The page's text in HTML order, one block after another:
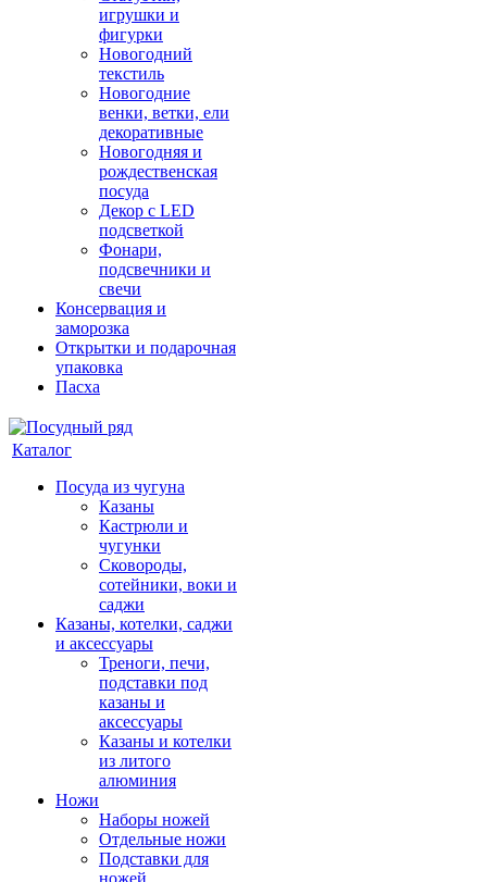
игрушки и
фигурки
Новогодний
текстиль
Новогодние
венки, ветки, ели
декоративные
Новогодняя и
рождественская
посуда
Декор с LED
подсветкой
Фонари,
подсвечники и
свечи
Консервация и
заморозка
Открытки и подарочная
упаковка
Пасха
Каталог
Посуда из чугуна
Казаны
Кастрюли и
чугунки
Сковороды,
сотейники, воки и
саджи
Казаны, котелки, саджи
и аксессуары
Треноги, печи,
подставки под
казаны и
аксессуары
Казаны и котелки
из литого
алюминия
Ножи
Наборы ножей
Отдельные ножи
Подставки для
ножей